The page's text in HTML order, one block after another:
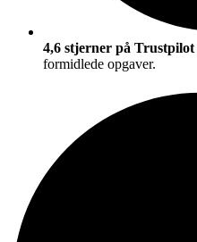
4,6 stjerner på Trustpilot
formidlede opgaver.